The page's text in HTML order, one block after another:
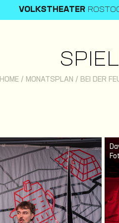
VOLKSTHEATER
HOME / MONATSPLAN / BEI DER